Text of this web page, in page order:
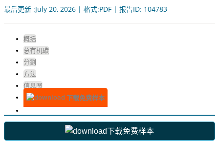
最后更新 :July 20, 2026 | 格式:PDF | 报告ID: 104783
概括
总有机碳
分割
方法
信息图
下载免费样本
下载免费样本